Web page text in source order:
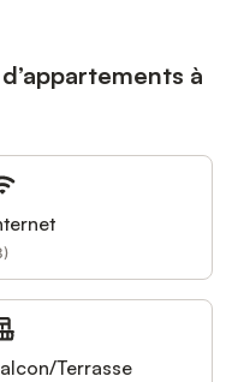
à
)
Terrasse